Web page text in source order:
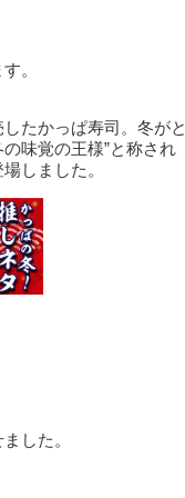
。
たかっぱ寿司。冬がと
味覚の王様”と称され
しました。
した。